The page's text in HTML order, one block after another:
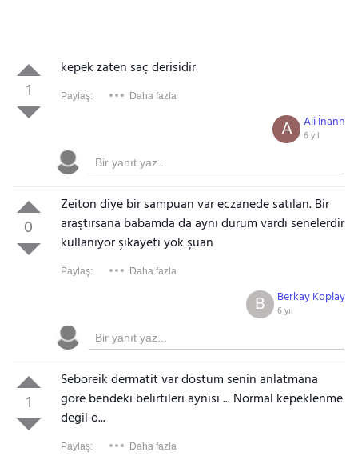
1
kepek zaten saç derisidir
Paylaş: Daha fazla
Ali İnann
6 yıl
A
0
Zeiton diye bir sampuan var eczanede satılan. Bir
araştırsana babamda da aynı durum vardı senelerdir
kullanıyor şikayeti yok şuan
Paylaş: Daha fazla
Berkay Koplay
6 yıl
B
1
Seboreik dermatit var dostum senin anlatmana
gore bendeki belirtileri aynisi ... Normal kepeklenme
degil o...
Paylaş: Daha fazla